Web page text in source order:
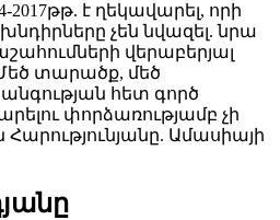
է ղեկավարել, որի
չեն նվազել. նրա
վերաբերյալ
տարածք, մեծ
հետ գործ
փորձառությամբ չի
Ամասիայի